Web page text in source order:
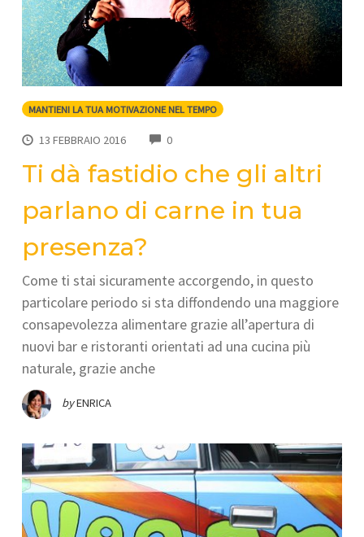
MANTIENI LA TUA MOTIVAZIONE NEL TEMPO
13 FEBBRAIO 2016 0COMMENTS
Ti dà fastidio che gli altri
parlano di carne in tua
presenza?
Come ti stai sicuramente accorgendo, in questo
particolare periodo si sta diffondendo una maggiore
consapevolezza alimentare grazie all’apertura di
nuovi bar e ristoranti orientati ad una cucina più
naturale, grazie anche
byENRICA